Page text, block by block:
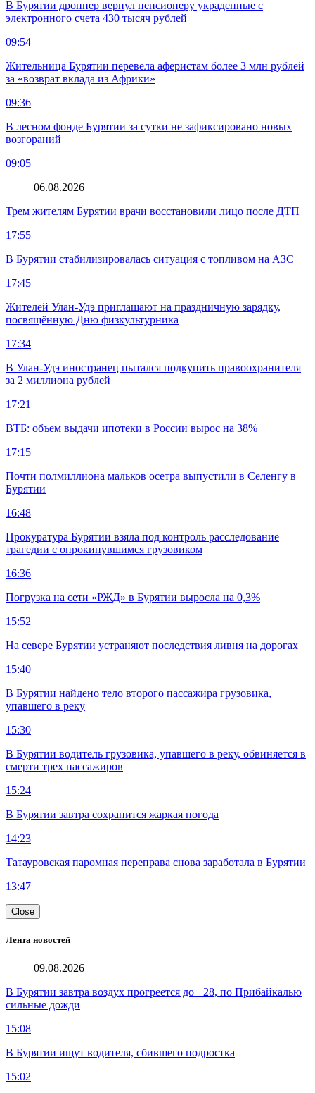
В Бурятии дроппер вернул пенсионеру украденные с
электронного счета 430 тысяч рублей
09:54
Жительница Бурятии перевела аферистам более 3 млн рублей
за «возврат вклада из Африки»
09:36
В лесном фонде Бурятии за сутки не зафиксировано новых
возгораний
09:05
06.08.2026
Трем жителям Бурятии врачи восстановили лицо после ДТП
17:55
В Бурятии стабилизировалась ситуация с топливом на АЗС
17:45
Жителей Улан-Удэ приглашают на праздничную зарядку,
посвящённую Дню физкультурника
17:34
В Улан-Удэ иностранец пытался подкупить правоохранителя
за 2 миллиона рублей
17:21
ВТБ: объем выдачи ипотеки в России вырос на 38%
17:15
Почти полмиллиона мальков осетра выпустили в Селенгу в
Бурятии
16:48
Прокуратура Бурятии взяла под контроль расследование
трагедии с опрокинувшимся грузовиком
16:36
Погрузка на сети «РЖД» в Бурятии выросла на 0,3%
15:52
На севере Бурятии устраняют последствия ливня на дорогах
15:40
В Бурятии найдено тело второго пассажира грузовика,
упавшего в реку
15:30
В Бурятии водитель грузовика, упавшего в реку, обвиняется в
смерти трех пассажиров
15:24
В Бурятии завтра сохранится жаркая погода
14:23
Татауровская паромная переправа снова заработала в Бурятии
13:47
Close
Лента новостей
09.08.2026
В Бурятии завтра воздух прогреется до +28, по Прибайкалью
сильные дожди
15:08
В Бурятии ищут водителя, сбившего подростка
15:02